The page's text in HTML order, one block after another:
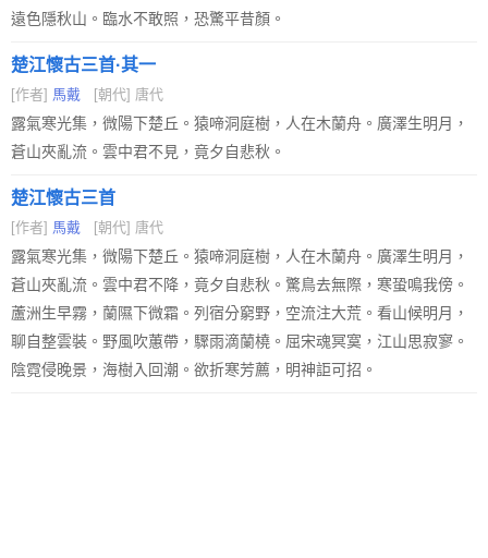
遠色隱秋山。臨水不敢照，恐驚平昔顏。
楚江懷古三首·其一
[作者] 馬戴 [朝代] 唐代
露氣寒光集，微陽下楚丘。猿啼洞庭樹，人在木蘭舟。廣澤生明月，
蒼山夾亂流。雲中君不見，竟夕自悲秋。
楚江懷古三首
[作者] 馬戴 [朝代] 唐代
露氣寒光集，微陽下楚丘。猿啼洞庭樹，人在木蘭舟。廣澤生明月，
蒼山夾亂流。雲中君不降，竟夕自悲秋。驚鳥去無際，寒蛩鳴我傍。
蘆洲生早霧，蘭隰下微霜。列宿分窮野，空流注大荒。看山候明月，
聊自整雲裝。野風吹蕙帶，驟雨滴蘭橈。屈宋魂冥寞，江山思寂寥。
陰霓侵晚景，海樹入回潮。欲折寒芳薦，明神詎可招。